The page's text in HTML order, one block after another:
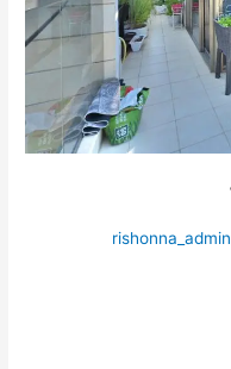
rishonna_admin